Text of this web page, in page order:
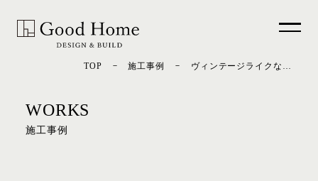
TOP － 施工事例 －
WORKS
施工事例